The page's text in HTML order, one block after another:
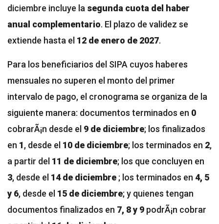
diciembre incluye la segunda cuota del haber
anual complementario. El plazo de validez se
extiende hasta el 12 de enero de 2027.
Para los beneficiarios del SIPA cuyos haberes
mensuales no superen el monto del primer
intervalo de pago, el cronograma se organiza de la
siguiente manera: documentos terminados en 0
cobrarÃ¡n desde el 9 de diciembre; los finalizados
en 1, desde el 10 de diciembre; los terminados en 2,
a partir del 11 de diciembre; los que concluyen en
3, desde el 14 de diciembre ; los terminados en 4, 5
y 6, desde el 15 de diciembre; y quienes tengan
documentos finalizados en 7, 8 y 9 podrÃ¡n cobrar